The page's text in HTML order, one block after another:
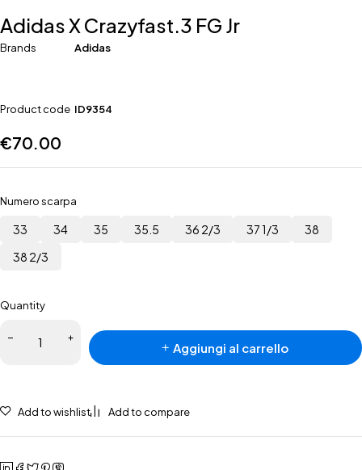
Adidas X Crazyfast.3 FG Jr
Brands Adidas
Product code ID9354
€70.00
Numero scarpa
33 34 35 35.5 36 2/3 37 1/3
38
38 2/3
Quantity
Aggiungi al carrello
Add to wishlist Add to compare